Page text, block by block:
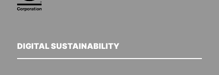
DIGITAL SUSTAINABILITY